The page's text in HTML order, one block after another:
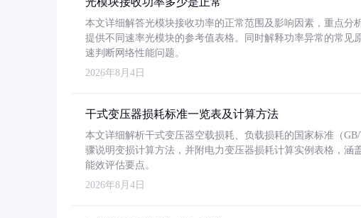
本文详细解答光模块接收功率的正常范围及影响因素，重点分
提供不同速率光模块的参考值表格。同时解释功率异常的常
速判断网络性能问题。
2026年8月4日
干式变压器损耗标准一览表及计算方法
本文详细解析干式变压器空载损耗、负载损耗的国家标准（
骤说明变损计算方法，并附电力变压器损耗计算实例表格，涵
能效评估要点。
2026年8月4日